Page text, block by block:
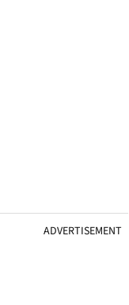
ADVERTISEMENT